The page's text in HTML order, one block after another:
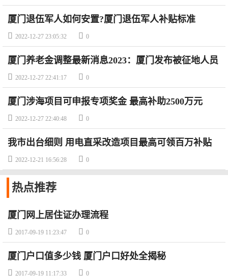
厦门退伍军人如何安置?厦门退伍军人补贴标准
 2022-12-27 23:05:32  0
厦门养老金调整最新消息2023：厦门发布被征地人员
养老保险新政策
 2022-12-27 22:41:17  0
厦门涉海项目可申报专项奖金 最高补助2500万元
 2022-12-27 22:40:48  0
我市出台细则 用电直采改造项目最高可领百万补贴
 2022-12-21 16:56:28  0
热点推荐
厦门网上居住证办理流程
 2017-09-19 11:23:47  0
厦门户口值多少钱 厦门户口好处全揭秘
 2017-09-19 11:17:33  0